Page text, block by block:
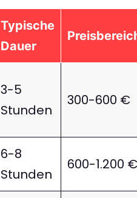
Typische
Dauer
3-5
Stunden
300-600 €
6-8
Stunden
600-1.200 €